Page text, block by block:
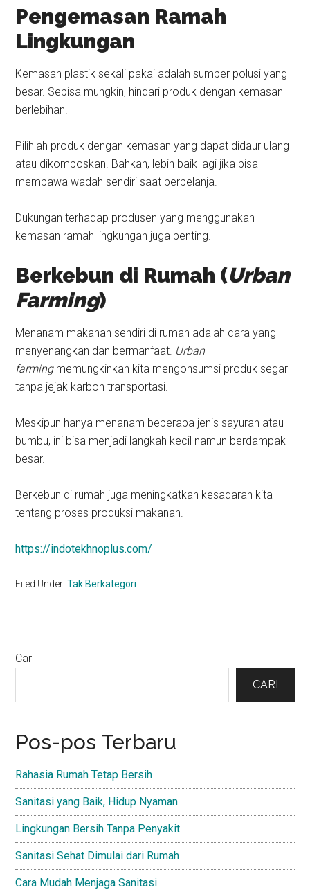
Pengemasan Ramah
Lingkungan
Kemasan plastik sekali pakai adalah sumber polusi yang
besar. Sebisa mungkin, hindari produk dengan kemasan
berlebihan.
Pilihlah produk dengan kemasan yang dapat didaur ulang
atau dikomposkan. Bahkan, lebih baik lagi jika bisa
membawa wadah sendiri saat berbelanja.
Dukungan terhadap produsen yang menggunakan
kemasan ramah lingkungan juga penting.
Berkebun di Rumah (Urban
Farming)
Menanam makanan sendiri di rumah adalah cara yang
menyenangkan dan bermanfaat. Urban
farmingmemungkinkan kita mengonsumsi produk segar
tanpa jejak karbon transportasi.
Meskipun hanya menanam beberapa jenis sayuran atau
bumbu, ini bisa menjadi langkah kecil namun berdampak
besar.
Berkebun di rumah juga meningkatkan kesadaran kita
tentang proses produksi makanan.
https://indotekhnoplus.com/
Filed Under:Tak Berkategori
Primary
Cari
CARI
Pos-pos Terbaru
Rahasia Rumah Tetap Bersih
Sanitasi yang Baik, Hidup Nyaman
Lingkungan Bersih Tanpa Penyakit
Sanitasi Sehat Dimulai dari Rumah
Cara Mudah Menjaga Sanitasi